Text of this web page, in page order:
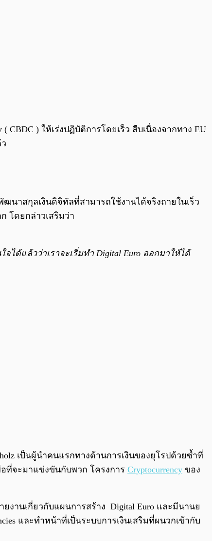
0:00
CBDC ) ให้เร่งปฏิบัติการโดยเร็ว สืบเนื่องจากทาง EU
ฒนาสกุลเงินดิจิทัลที่สามารถใช้งานได้จริงถายในเร็ว
โดยกล่าวเสริมว่า
ได้แล้วว่าเราจะเริ่มทำ Digital Euro ออกมาให้ได้
เป็นผู้นำคนแรกทางด้านการเงินของยุโรปด้วยซ้ำที่
อที่จะมาแข่งขันกับพวก โครงการ Cryptocurrency ของ
ยงานเกี่ยวกับแผนการสร้าง Digital Euro และมีนานย
และทำหน้าที่เป็นระบบการเงินเสริมที่ผนวกเข้ากับ